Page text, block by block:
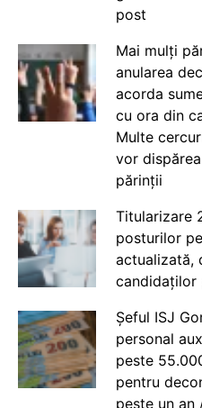
post
Mai mulți
anularea
acorda
cu ora din
Multe
vor
părinții
Titularizare
posturilor
actualizată,
candidaților
Șeful ISJ
personal
peste
pentru
peste un an